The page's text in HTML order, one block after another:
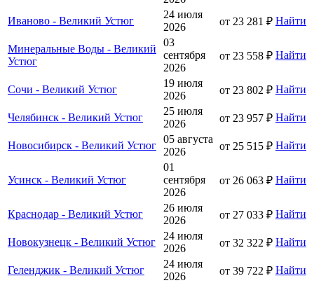
Иваново - Великий Устюг
24 июля
2026
от 23 281 ₽ Найти
Минеральные Воды - Великий
Устюг
03
сентября
2026
от 23 558 ₽ Найти
Сочи - Великий Устюг
19 июля
2026
от 23 802 ₽ Найти
Челябинск - Великий Устюг
25 июля
2026
от 23 957 ₽ Найти
Новосибирск - Великий Устюг
05 августа
2026
от 25 515 ₽ Найти
Усинск - Великий Устюг
01
сентября
2026
от 26 063 ₽ Найти
Краснодар - Великий Устюг
26 июля
2026
от 27 033 ₽ Найти
Новокузнецк - Великий Устюг
24 июля
2026
от 32 322 ₽ Найти
Геленджик - Великий Устюг
24 июля
2026
от 39 722 ₽ Найти